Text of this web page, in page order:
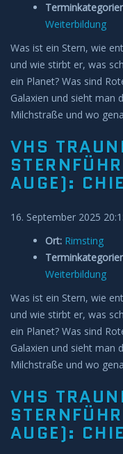
Weiterbildung
Was ist ein Stern, wie
und wie stirbt er, was
ein Planet? Was sind
Galaxien und sieht man
Milchstraße und wo
VHS
UGE):
16. September 2025
Ort: Rimsting
Weiterbildung
Was ist ein Stern, wie
und wie stirbt er, was
ein Planet? Was sind
Galaxien und sieht man
Milchstraße und wo
VHS
UGE):